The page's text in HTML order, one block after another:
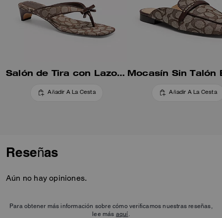
Salón de Tira con Lazo en Jacquard Signature
Añadir A La Cesta Añadir A La Cesta
Reseñas
Aún no hay opiniones.
Para obtener más información sobre cómo verificamos nuestras reseñas,
lee más aquí.